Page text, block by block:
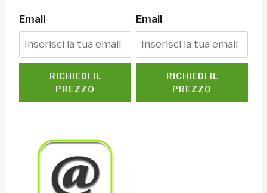
Email
RICHIEDI IL
PREZZO
Email
RICHIEDI IL
PREZZO